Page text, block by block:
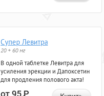
Супер Левитра
20 + 60 мг
В одной таблетке Левитра для
усиления эрекции и Дапоксетин
для продления полового акта!